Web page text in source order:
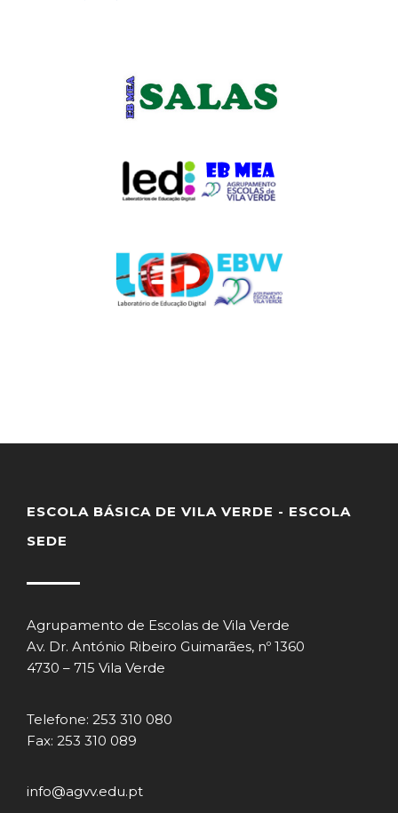
ESCOLA BÁSICA DE VILA VERDE - ESCOLA
SEDE
Agrupamento de Escolas de Vila Verde
Av. Dr. António Ribeiro Guimarães, nº 1360
4730 – 715 Vila Verde
Telefone: 253 310 080
Fax: 253 310 089
info@agvv.edu.pt